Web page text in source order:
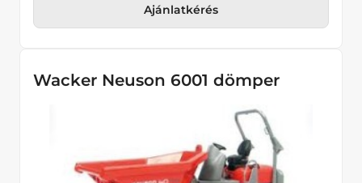
Ajánlatkérés
Wacker Neuson 6001 dömper